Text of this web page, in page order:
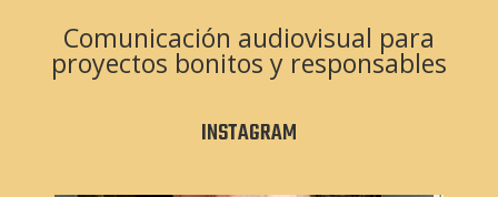
Comunicación audiovisual para
proyectos bonitos y responsables
INSTAGRAM